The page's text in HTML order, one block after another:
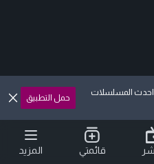
احدث المسلسلات
حمل التطبيق
قائمتي المزيد